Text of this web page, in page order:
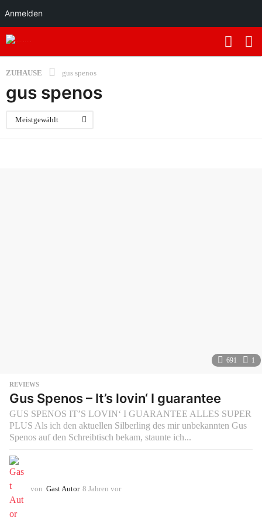
Anmelden
ZUHAUSE gus spenos
gus spenos
Meistgewählt
691 1
REVIEWS
Gus Spenos – It’s lovin‘ I guarantee
GUS SPENOS IT’S LOVIN‘ I GUARANTEE ALLES SUPER
PLUS Als ich den aktuellen Silberling des mir unbekannten Gus
Spenos auf den Schreibtisch bekam, staunte ich...
von Gast Autor 8 Jahren vor